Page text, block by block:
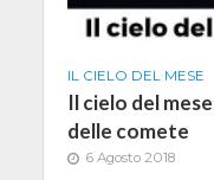
IL CIELO DEL MESE
Il cielo del
delle comete
6 Agosto 2018